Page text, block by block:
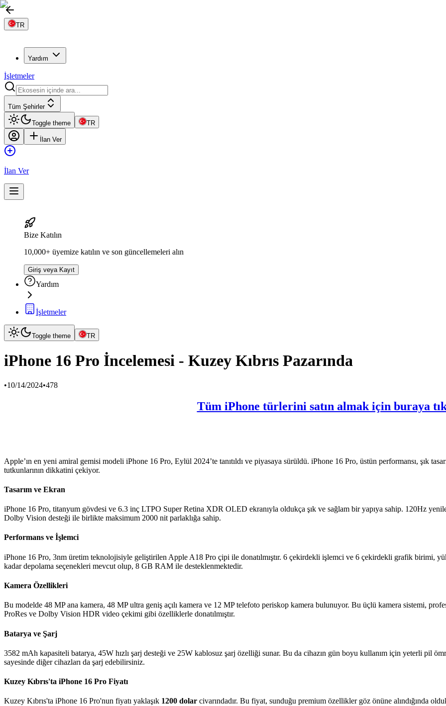
TR
Yardım
İşletmeler
Tüm Şehirler
Toggle theme TR
İlan Ver
İlan Ver
Bize Katılın
10,000+ üyemize katılın ve son güncellemeleri alın
Giriş veya Kayıt
Yardım
İşletmeler
Toggle theme TR
iPhone 16 Pro İncelemesi - Kuzey Kıbrıs Pazarında
•10/14/2024•478
Tüm iPhone türlerini satın almak için buraya
Apple’ın en yeni amiral gemisi modeli iPhone 16 Pro, Eylül 2024’te tanıtıldı ve piyasaya sürüldü. iPhone 16 Pro, üstün performansı, şık
tutkunlarının dikkatini çekiyor.
Tasarım ve Ekran
iPhone 16 Pro, titanyum gövdesi ve 6.3 inç LTPO Super Retina XDR OLED ekranıyla oldukça şık ve sağlam bir yapıya sahip. 120Hz
Dolby Vision desteği ile birlikte maksimum 2000 nit parlaklığa sahip.
Performans ve İşlemci
iPhone 16 Pro, 3nm üretim teknolojisiyle geliştirilen Apple A18 Pro çipi ile donatılmıştır. 6 çekirdekli işlemci ve 6 çekirdekli grafik birimi,
kadar depolama seçenekleri mevcut olup, 8 GB RAM ile desteklenmektedir.
Kamera Özellikleri
Bu modelde 48 MP ana kamera, 48 MP ultra geniş açılı kamera ve 12 MP telefoto periskop kamera bulunuyor. Bu üçlü kamera sistemi,
ProRes ve Dolby Vision HDR video çekimi gibi özelliklerle donatılmıştır.
Batarya ve Şarj
3582 mAh kapasiteli batarya, 45W hızlı şarj desteği ve 25W kablosuz şarj özelliği sunar. Bu da cihazın gün boyu kullanım için yeterli pil
sayesinde diğer cihazları da şarj edebilirsiniz.
Kuzey Kıbrıs'ta iPhone 16 Pro Fiyatı
Kuzey Kıbrıs'ta iPhone 16 Pro'nun fiyatı yaklaşık 1200 dolar civarındadır. Bu fiyat, sunduğu premium özellikler göz önüne alındığında